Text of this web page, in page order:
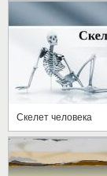
Скелет человека